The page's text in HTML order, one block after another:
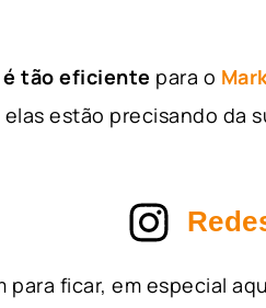
é tão eficiente para o
estão precisando da
para ficar, em especial